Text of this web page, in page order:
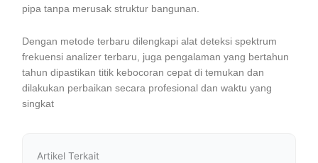
pipa tanpa merusak struktur bangunan.
Dengan metode terbaru dilengkapi alat deteksi spektrum
frekuensi analizer terbaru, juga pengalaman yang bertahun
tahun dipastikan titik kebocoran cepat di temukan dan
dilakukan perbaikan secara profesional dan waktu yang
singkat
Artikel Terkait